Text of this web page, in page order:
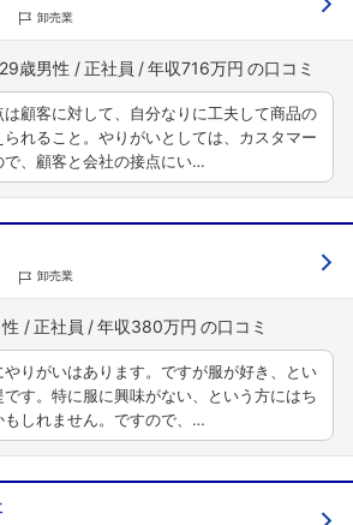
卸売業
29歳男性 正社員 年収716万円
顧客に対して、自分なりに工夫して商品の
れること。やりがいとしては、カスタマー
で、顧客と会社の接点にい…
卸売業
正社員 年収380万円
りがいはあります。ですが服が好き、とい
です。特に服に興味がない、という方にはち
もしれません。ですので、…